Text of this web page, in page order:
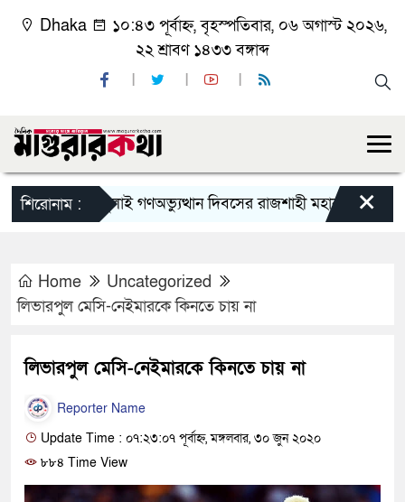
Dhaka
১০:৪৩ পূর্বাহ্ন, বৃহস্পতিবার, ০৬ অগাস্ট ২০২৬,
২২ শ্রাবণ ১৪৩৩ বঙ্গাব্দ
শিরোনাম :জুলাই গণঅভ্যুত্থান দিবসের রাজশাহী মহানগর বিএনপির
×
Home
Uncategorized
লিভারপুল মেসি-নেইমারকে কিনতে চায় না
লিভারপুল মেসি-নেইমারকে কিনতে চায় না
Reporter Name
Update Time : ০৭:২৩:০৭ পূর্বাহ্ন, মঙ্গলবার, ৩০ জুন ২০২০
৮৮৪ Time View